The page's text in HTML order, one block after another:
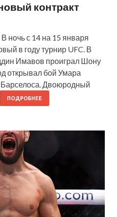
контракт
ночь с 14 на 15 января
в году турнир UFC. В
Имавов проиграл Шону
открывал бой Умара
Двоюродный
ПОДРОБНЕЕ